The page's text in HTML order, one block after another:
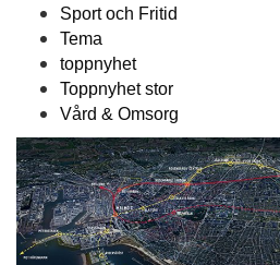
Sport och Fritid
Tema
toppnyhet
Toppnyhet stor
Vård & Omsorg